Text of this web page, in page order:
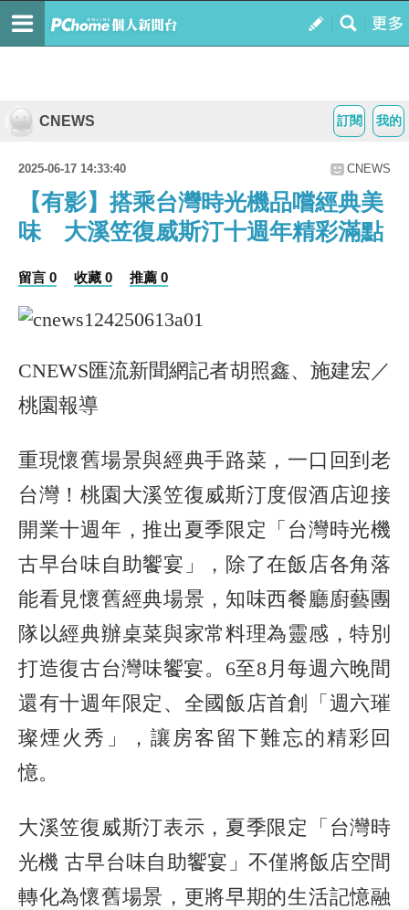
我的
訂閱
CNEWS
2025-06-17 14:33:40 CNEWS
【有影】搭乘台灣時光機品嚐經典美
味 大溪笠復威斯汀十週年精彩滿點
留言 0 收藏 0 推薦 0
CNEWS匯流新聞網記者胡照鑫、施建宏／
桃園報導
重現懷舊場景與經典手路菜，一口回到老
台灣！桃園大溪笠復威斯汀度假酒店迎接
開業十週年，推出夏季限定「台灣時光機
古早台味自助饗宴」，除了在飯店各角落
能看見懷舊經典場景，知味西餐廳廚藝團
隊以經典辦桌菜與家常料理為靈感，特別
打造復古台灣味饗宴。6至8月每週六晚間
還有十週年限定、全國飯店首創「週六璀
璨煙火秀」，讓房客留下難忘的精彩回
憶。
大溪笠復威斯汀表示，夏季限定「台灣時
光機 古早台味自助饗宴」不僅將飯店空間
轉化為懷舊場景，更將早期的生活記憶融